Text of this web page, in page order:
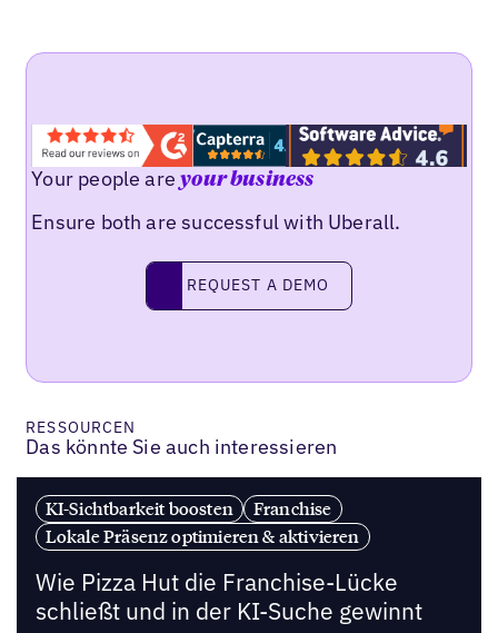
Your people areyour business
Ensure both are successful with Uberall.
request a demo
REQUEST A DEMO
RESSOURCEN
Das könnte Sie auch interessieren
KI-Sichtbarkeit boosten
Franchise
Lokale Präsenz optimieren & aktivieren
Wie Pizza Hut die Franchise-Lücke
schließt und in der KI-Suche gewinnt